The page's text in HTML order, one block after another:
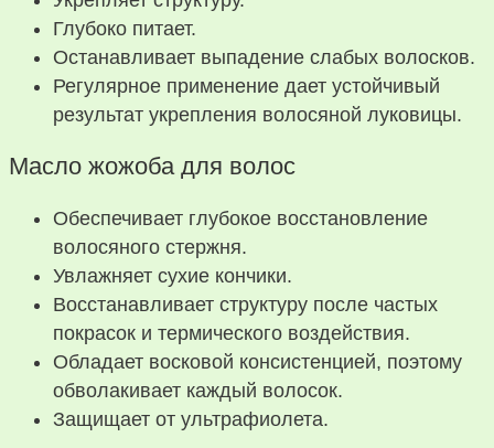
Глубоко питает.
Останавливает выпадение слабых волосков.
Регулярное применение дает устойчивый
результат укрепления волосяной луковицы.
Масло жожоба для волос
Обеспечивает глубокое восстановление
волосяного стержня.
Увлажняет сухие кончики.
Восстанавливает структуру после частых
покрасок и термического воздействия.
Обладает восковой консистенцией, поэтому
обволакивает каждый волосок.
Защищает от ультрафиолета.